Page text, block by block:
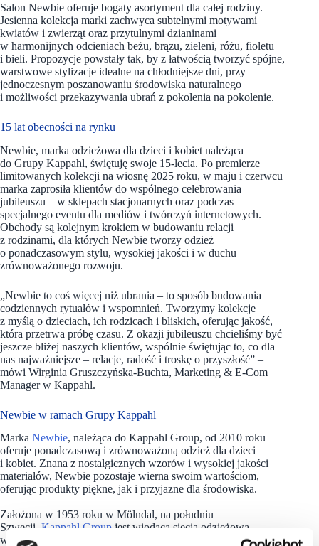
Salon Newbie oferuje bogaty asortyment dla całej rodziny.
Jesienna kolekcja marki zachwyca subtelnymi motywami
kwiatów i zwierząt oraz przytulnymi dzianinami
w harmonijnych odcieniach beżu, brązu, zieleni, różu, fioletu
i bieli. Propozycje powstały tak, by z łatwością tworzyć spójne,
warstwowe stylizacje idealne na chłodniejsze dni, przy
jednoczesnym poszanowaniu środowiska naturalnego
i możliwości przekazywania ubrań z pokolenia na pokolenie.
15 lat obecności na rynku
Newbie, marka odzieżowa dla dzieci i kobiet należąca
do Grupy Kappahl, świętuję swoje 15-lecia. Po premierze
limitowanych kolekcji na wiosnę 2025 roku, w maju i czerwcu
marka zaprosiła klientów do wspólnego celebrowania
jubileuszu – w sklepach stacjonarnych oraz podczas
specjalnego eventu dla mediów i twórczyń internetowych.
Obchody są kolejnym krokiem w budowaniu relacji
z rodzinami, dla których Newbie tworzy odzież
o ponadczasowym stylu, wysokiej jakości i w duchu
zrównoważonego rozwoju.
„Newbie to coś więcej niż ubrania – to sposób budowania
codziennych rytuałów i wspomnień. Tworzymy kolekcje
z myślą o dzieciach, ich rodzicach i bliskich, oferując jakość,
która przetrwa próbę czasu. Z okazji jubileuszu chcieliśmy być
jeszcze bliżej naszych klientów, wspólnie świętując to, co dla
nas najważniejsze – relacje, radość i troskę o przyszłość” –
mówi Wirginia Gruszczyńska-Buchta, Marketing & E-Com
Manager w Kappahl.
Newbie w ramach Grupy Kappahl
Marka Newbie, należąca do Kappahl Group, od 2010 roku
oferuje ponadczasową i zrównoważoną odzież dla dzieci
i kobiet. Znana z nostalgicznych wzorów i wysokiej jakości
materiałów, Newbie pozostaje wierna swoim wartościom,
oferując produkty piękne, jak i przyjazne dla środowiska.
Założona w 1953 roku w Mölndal, na południu
Szwecji, Kappahl Group jest wiodącą siecią odzieżową
w krajach skandynawskich i jedną z czołowych w Europie